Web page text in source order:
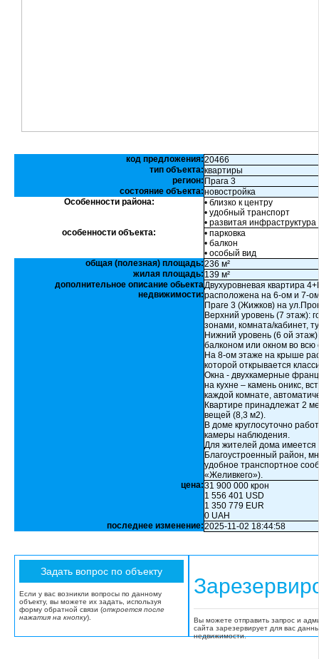
код предложения:20466
тип объекта:квартиры
регион: Прага 3
состояние объекта:новостройка
Особенности района:
• близко к центру
• удобный транспорт
• развитая инфраструктура
особенности объекта:
• парковка
• балкон
• особый вид
общая (полезная) площадь:236 м²
жилая площадь: 139 м²
дополнительное описание обьекта
недвижимости:
Двухуровневая квартира
расположена на 6-ом и 7-
Праге 3 (Жижков) на
Верхний уровень (7 этаж):
зонами, комната/кабинет,
Нижний уровень (6 ой
балконом или окном во всю
На 8-ом этаже на крыше
которой открывается
Окна - двухкамерные
на кухне – камень оникс,
каждой комнате,
Квартире принадлежат 2
вещей (8,3 м2).
В доме круглосуточно
камеры наблюдения.
Для жителей дома
Благоустроенный район,
удобное транспортное
«Желивкего»).
цена:31 900 000 крон
1 556 401 USD
1 350 779 EUR
0 UAH
последнее изменение:2025-11-02 18:44:58
Если у вас возникли вопросы по данному
объекту, вы можете их задать, используя
форму обратной связи (откроется после
нажатия на кнопку).
Вы можете отправить запрос и
сайта зарезервирует для вас
недвижимости.